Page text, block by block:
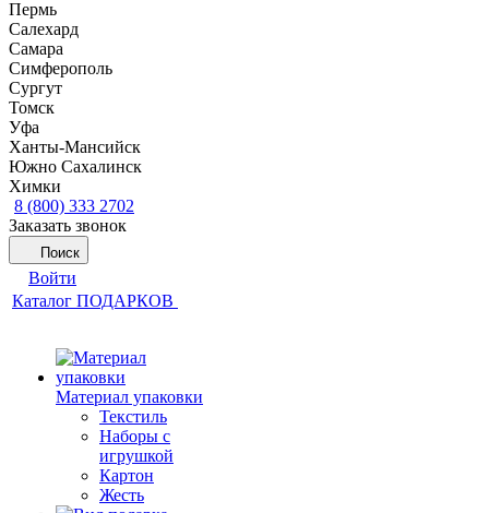
Пермь
Салехард
Самара
Симферополь
Сургут
Томск
Уфа
Ханты-Мансийск
Южно Сахалинск
Химки
8 (800) 333 2702
Заказать звонок
Поиск
Войти
Каталог ПОДАРКОВ
Материал упаковки
Текстиль
Наборы с
игрушкой
Картон
Жесть